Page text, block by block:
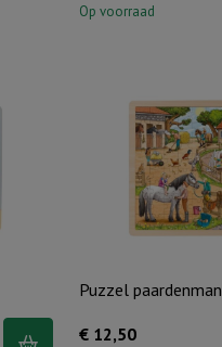
Op voorraad
Puzzel
€12,50